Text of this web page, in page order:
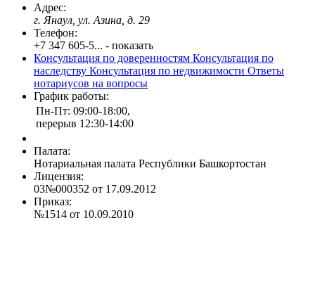
Адрес:
г. Янаул, ул. Азина, д. 29
Телефон:
+7 347 605-5... - показать
Консультация по доверенностям Консультация по
наследству Консультация по недвижимости Ответы
нотариусов на вопросы
График работы:
Пн-Пт: 09:00-18:00,
перерыв 12:30-14:00
Палата:
Нотариальная палата Республики Башкортостан
Лицензия:
03№000352 от 17.09.2012
Приказ:
№1514 от 10.09.2010